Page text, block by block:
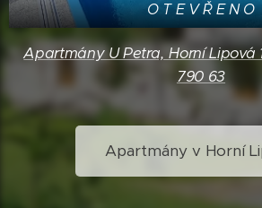
O T E V Ř E N O
Apartmány U Petra, Horní Lipová
790 63
Apartmány v Horní